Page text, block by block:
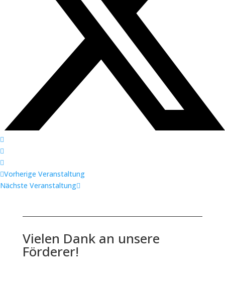
Vorherige Veranstaltung
Nächste Veranstaltung
Vielen Dank an unsere
Förderer!